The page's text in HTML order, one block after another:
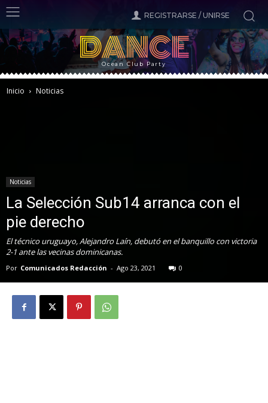
REGISTRARSE / UNIRSE
DANCE
Ocean Club Party
Inicio Noticias
Noticias
La Selección Sub14 arranca con el
pie derecho
El técnico uruguayo, Alejandro Laín, debutó en el banquillo con victoria
2-1 ante las vecinas dominicanas.
Por Comunicados Redacción - Ago 23, 2021 0